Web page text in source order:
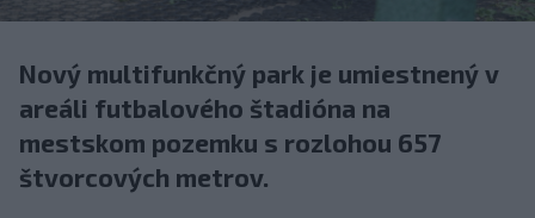
Nový multifunkčný park je umiestnený v
areáli futbalového štadióna na
mestskom pozemku s rozlohou 657
štvorcových metrov.